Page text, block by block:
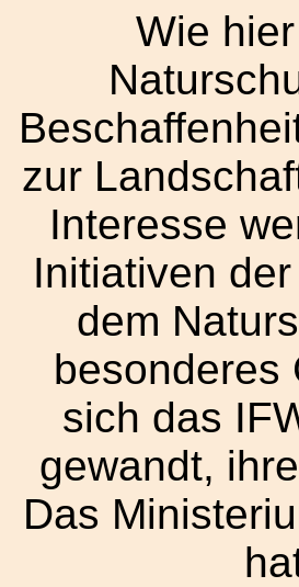
Wie
zur
Interesse
Initiativen
dem
besonderes
sich das
gewandt,
Das